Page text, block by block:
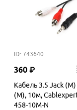
ID: 743640
360 ₽
Кабель 3.5 Jack (M)
(M), 10м,
458-10M-N